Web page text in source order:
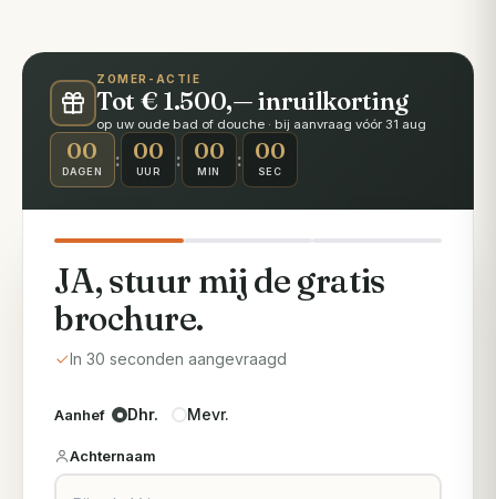
ZOMER-ACTIE
Tot € 1.500,— inruilkorting
op uw oude bad of douche · bij aanvraag vóór 31 aug
00
DAGEN
: 00
UUR
: 00
MIN
: 00
SEC
JA, stuur mij de gratis
brochure.
In 30 seconden aangevraagd
Aanhef Dhr. Mevr.
Achternaam